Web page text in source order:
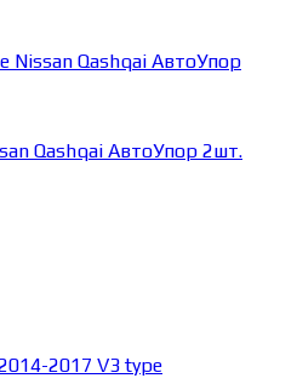
Qashqai АвтоУпор 2шт.